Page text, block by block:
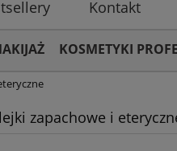
Kontakt
KOSMETYKI
zapachowe i